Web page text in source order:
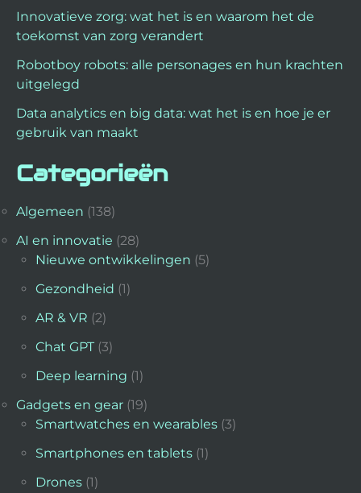
Innovatieve zorg: wat het is en waarom het de
toekomst van zorg verandert
Robotboy robots: alle personages en hun krachten
uitgelegd
Data analytics en big data: wat het is en hoe je er
gebruik van maakt
Categorieën
Algemeen (138)
AI en innovatie (28)
Nieuwe ontwikkelingen (5)
Gezondheid (1)
AR & VR (2)
Chat GPT (3)
Deep learning (1)
Gadgets en gear (19)
Smartwatches en wearables (3)
Smartphones en tablets (1)
Drones (1)